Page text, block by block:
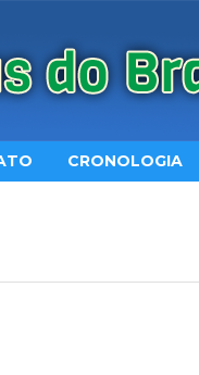
CRONOLOGIA